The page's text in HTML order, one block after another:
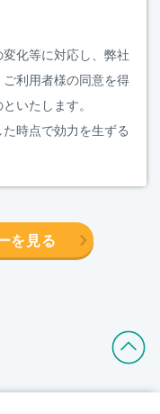
化等に対応し、弊社
利用者様の同意を得
いたします。
時点で効力を生ずる
を見る